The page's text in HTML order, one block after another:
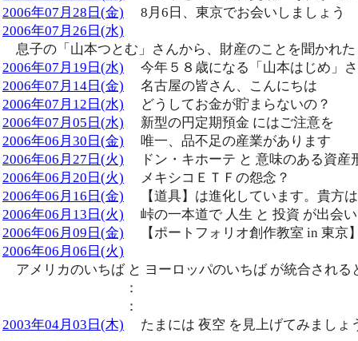
2006年07月28日(金) 8月6日、東京でお会いしましょう
2006年07月26日(水)
息子の「山本つとむ」さんから、財産のことを聞かれ
2006年07月19日(水) 今年５８歳になる「山本はじめ」
2006年07月14日(金) 名古屋の皆さん、こんにちは
2006年07月12日(水) どうしてお金が貯まらないの？
2006年07月05日(水) 新型の円定期預金 にはご注意を
2006年06月30日(金) 唯一、品不足の産業があります
2006年06月27日(火) ドン・キホーテ と 意味のある資産
2006年06月20日(火) メキシコＥＴＦの怨念？
2006年06月16日(金) 【道具】は進化しています。貴方
2006年06月13日(火) 峠の一本道で 人生 と 投資 が出会
2006年06月09日(金) 【ポートフォリオ創作教室 in 東京
2006年06月06日(火)
アメリカのいちば と ヨーロッパのいちば が統合される
：
：
2003年04月03日(木) たまには 夜空 を見上げてみましょ